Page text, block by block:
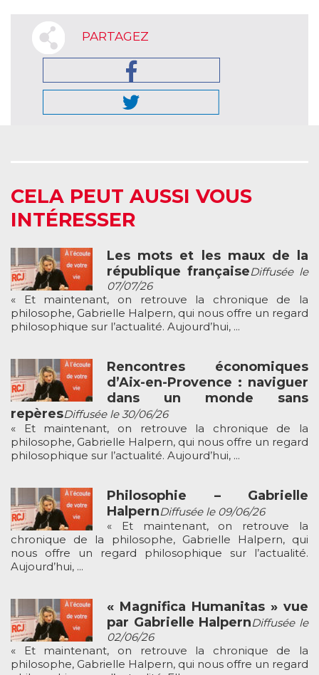
PARTAGEZ
CELA PEUT AUSSI VOUS
INTÉRESSER
Les mots et les maux de la
république françaiseDiffusée le
07/07/26
« Et maintenant, on retrouve la chronique de la
philosophe, Gabrielle Halpern, qui nous offre un regard
philosophique sur l’actualité. Aujourd’hui, ...
Rencontres économiques
d’Aix-en-Provence : naviguer
dans un monde sans
repèresDiffusée le 30/06/26
« Et maintenant, on retrouve la chronique de la
philosophe, Gabrielle Halpern, qui nous offre un regard
philosophique sur l’actualité. Aujourd’hui, ...
Philosophie – Gabrielle
HalpernDiffusée le 09/06/26
« Et maintenant, on retrouve la
chronique de la philosophe, Gabrielle Halpern, qui
nous offre un regard philosophique sur l’actualité.
Aujourd’hui, ...
« Magnifica Humanitas » vue
par Gabrielle HalpernDiffusée le
02/06/26
« Et maintenant, on retrouve la chronique de la
philosophe, Gabrielle Halpern, qui nous offre un regard